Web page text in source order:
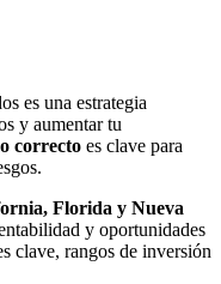
es una estrategia
y aumentar tu
correcto es clave para
Florida y Nueva
y oportunidades
clave, rangos de inversión